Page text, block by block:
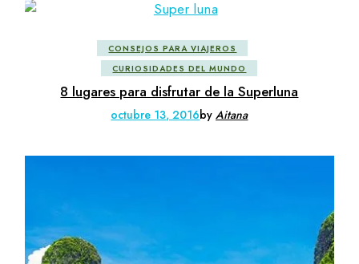
CONSEJOS PARA VIAJEROS
CURIOSIDADES DEL MUNDO
8 lugares para disfrutar de la Superluna
octubre 13, 2016byAitana